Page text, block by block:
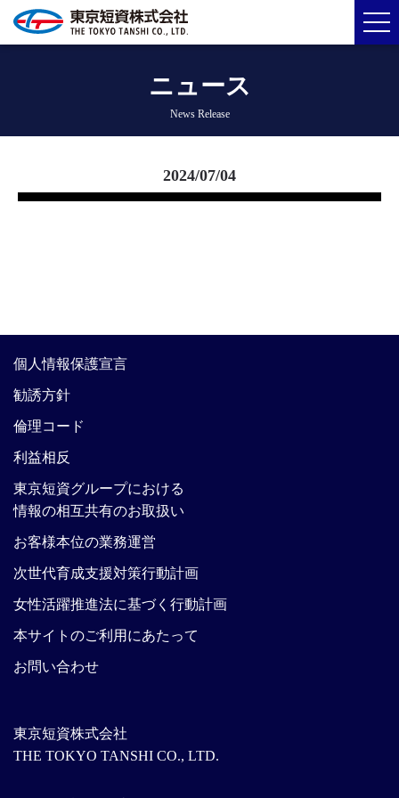
ニュース
News Release
2024/07/04
東京短資株式会社
THE TOKYO TANSHI CO., LTD.
個人情報保護宣言
勧誘方針
倫理コード
利益相反
東京短資グループにおける
情報の相互共有のお取扱い
お客様本位の業務運営
次世代育成支援対策行動計画
女性活躍推進法に基づく行動計画
本サイトのご利用にあたって
お問い合わせ